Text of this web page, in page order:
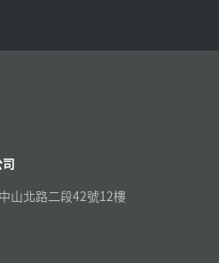
山北路二段42號12樓